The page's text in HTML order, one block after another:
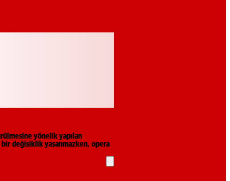
yönelik yapılan
değişiklik yaşanmazken, opera